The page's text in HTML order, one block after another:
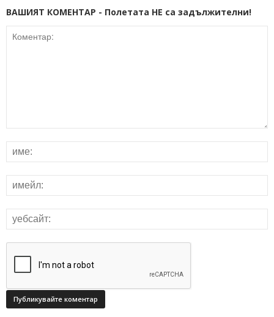
ВАШИЯТ КОМЕНТАР - Полетата НЕ са задължителни!